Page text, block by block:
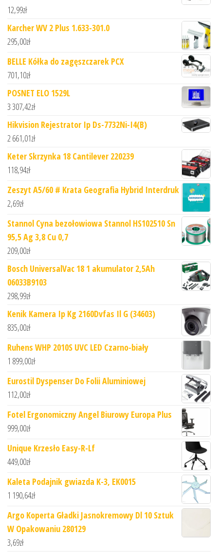
12,99zł
Karcher WV 2 Plus 1.633-301.0
295,00zł
BELLE Kółka do zagęszczarek PCX
701,10zł
POSNET ELO 1529L
3 307,42zł
Hikvision Rejestrator Ip Ds-7732Ni-I4(B)
2 661,01zł
Keter Skrzynka 18 Cantilever 220239
118,94zł
Zeszyt A5/60 # Krata Geografia Hybrid Interdruk
2,69zł
Stannol Cyna bezołowiowa Stannol HS102510 Sn
95,5 Ag 3,8 Cu 0,7
209,00zł
Bosch UniversalVac 18 1 akumulator 2,5Ah
06033B9103
298,99zł
Kenik Kamera Ip Kg 2160Dvfas Il G (34603)
835,00zł
Ruhens WHP 2010S UVC LED Czarno-biały
1 899,00zł
Eurostil Dyspenser Do Folii Aluminiowej
112,00zł
Fotel Ergonomiczny Angel Biurowy Europa Plus
999,00zł
Unique Krzesło Easy-R-Lf
449,00zł
Kaleta Podajnik gwiazda K-3, EK0015
1 190,64zł
Argo Koperta Gładki Jasnokremowy Dl 10 Sztuk
W Opakowaniu 280129
3,69zł